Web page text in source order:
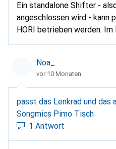
Ein standalone Shifter -
angeschlossen wird - kann
HORI betrieben werden.
bei den Settings einfach
Noa_
vor 10 Monaten
passt das Lenkrad und das
Songmics Pimo Tisch
1 Antwort